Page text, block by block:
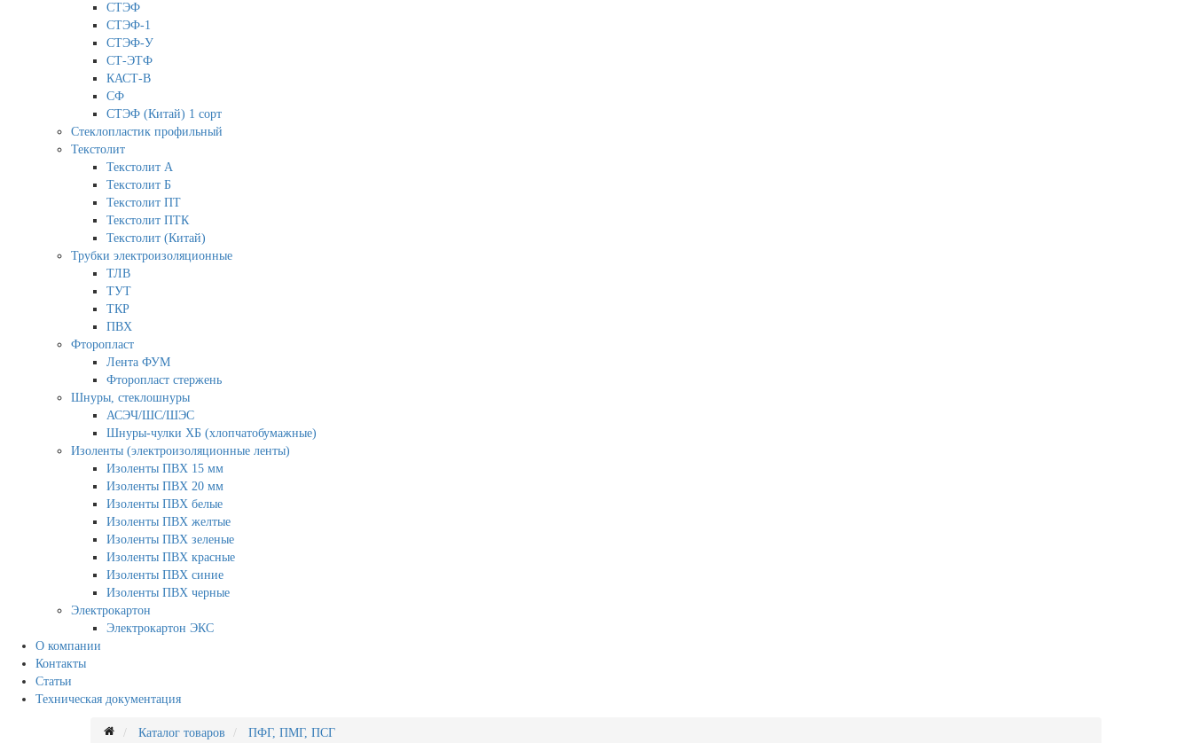
СТЭФ
СТЭФ-1
СТЭФ-У
СТ-ЭТФ
КАСТ-В
СФ
СТЭФ (Китай) 1 сорт
Стеклопластик профильный
Текстолит
Текстолит А
Текстолит Б
Текстолит ПТ
Текстолит ПТК
Текстолит (Китай)
Трубки электроизоляционные
ТЛВ
ТУТ
ТКР
ПВХ
Фторопласт
Лента ФУМ
Фторопласт стержень
Шнуры, стеклошнуры
АСЭЧ/ШС/ШЭС
Шнуры-чулки ХБ (хлопчатобумажные)
Изоленты (электроизоляционные ленты)
Изоленты ПВХ 15 мм
Изоленты ПВХ 20 мм
Изоленты ПВХ белые
Изоленты ПВХ желтые
Изоленты ПВХ зеленые
Изоленты ПВХ красные
Изоленты ПВХ синие
Изоленты ПВХ черные
Электрокартон
Электрокартон ЭКС
О компании
Контакты
Статьи
Техническая документация
Каталог товаров ПФГ, ПМГ, ПСГ